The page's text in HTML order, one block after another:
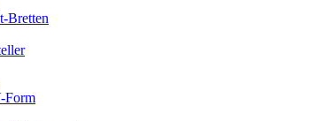
Bretten
Form